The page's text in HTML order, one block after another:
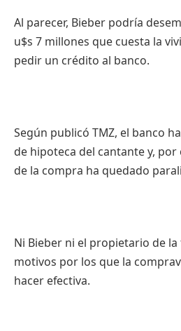
Al parecer, Bieber podría
u$s 7 millones que cuesta la
pedir un crédito al banco.
Según publicó TMZ, el banco
de hipoteca del cantante y,
de la compra ha quedado
Ni Bieber ni el propietario de
motivos por los que la
hacer efectiva.